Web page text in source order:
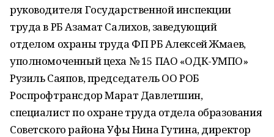
руководителя Государственной инспекции
труда в РБ Азамат Салихов, заведующий
отделом охраны труда ФП РБ Алексей Жмаев,
уполномоченный цеха № 15 ПАО «ОДК-УМПО»
Рузиль Саяпов, председатель ОО РОБ
Роспрофтрансдор Марат Давлетшин,
специалист по охране труда отдела образования
Советского района Уфы Нина Гутина, директор